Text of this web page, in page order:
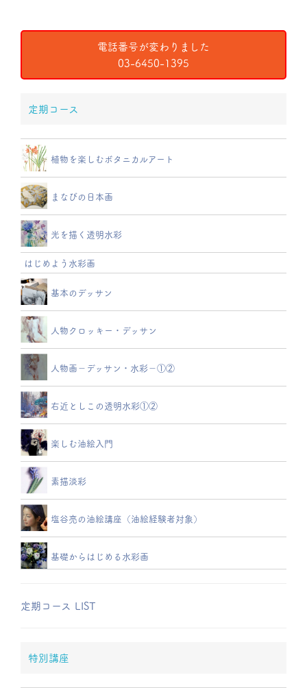
電話番号が変わりました
03-6450-1395
定期コース
植物を楽しむボタニカルアート
まなびの日本画
光を描く透明水彩
はじめよう水彩画
基本のデッサン
人物クロッキー・デッサン
人物画－デッサン・水彩－①②
右近としこの透明水彩①②
楽しむ油絵入門
素描淡彩
塩谷亮の油絵講座（油絵経験者対象）
基礎からはじめる水彩画
定期コース LIST
特別講座